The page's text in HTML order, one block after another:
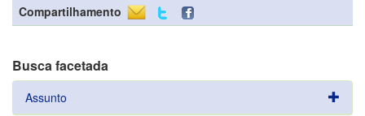
Compartilhamento
Busca facetada
Assunto